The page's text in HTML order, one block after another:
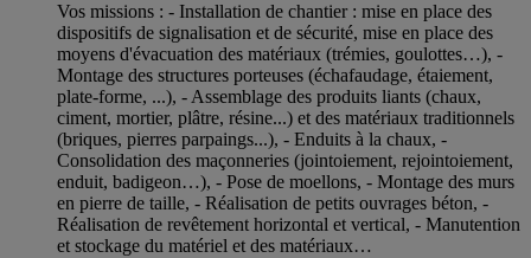
Vos missions : - Installation de chantier : mise en place des
dispositifs de signalisation et de sécurité, mise en place des
moyens d'évacuation des matériaux (trémies, goulottes…), -
Montage des structures porteuses (échafaudage, étaiement,
plate-forme, ...), - Assemblage des produits liants (chaux,
ciment, mortier, plâtre, résine...) et des matériaux traditionnels
(briques, pierres parpaings...), - Enduits à la chaux, -
Consolidation des maçonneries (jointoiement, rejointoiement,
enduit, badigeon…), - Pose de moellons, - Montage des murs
en pierre de taille, - Réalisation de petits ouvrages béton, -
Réalisation de revêtement horizontal et vertical, - Manutention
et stockage du matériel et des matériaux…